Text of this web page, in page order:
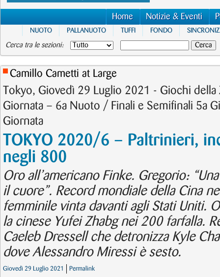
Home Notizie & Eventi
NUOTO PALLANUOTO TUFFI FONDO
Cerca tra le sezioni:
Camillo Cametti at Large
Tokyo, Giovedì 29 Luglio 2021 - Giochi
Giornata – 6a Nuoto / Finali e Semifinali 5a
Giornata
TOKYO 2020/6 – Paltrinieri,
negli 800
Oro all’americano Finke. Gregorio:
il cuore”. Record mondiale della Cina
femminile vinta davanti agli Stati Uniti.
la cinese Yufei Zhabg nei 200 farfalla.
Caeleb Dressell che detronizza Kyle
dove Alessandro Miressi è sesto.
Giovedì 29 Luglio 2021 Permalink